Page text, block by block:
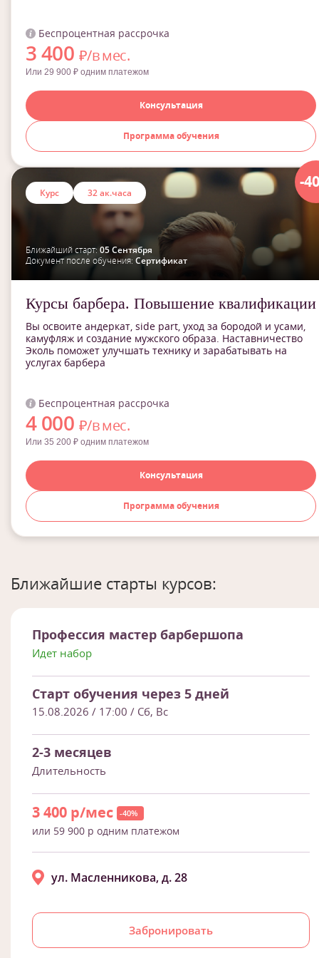
Беспроцентная рассрочка
3 400 ₽/в мес.
Или 29 900 ₽ одним платежом
Консультация
Программа обучения
-
Курс 32 ак.часа
Ближайший старт:05 Сентября
Документ после обучения: Сертификат
Курсы барбера. Повышение квалификации
Вы освоите андеркат, side part, уход за бородой и усами,
камуфляж и создание мужского образа. Наставничество
Эколь поможет улучшать технику и зарабатывать на
услугах барбера
Беспроцентная рассрочка
4 000 ₽/в мес.
Или 35 200 ₽ одним платежом
Консультация
Программа обучения
Ближайшие старты курсов:
Профессия мастер барбершопа
Идет набор
Старт обучения через 5 дней
15.08.2026 / 17:00 / Сб, Вс
2-3 месяцев
Длительность
3 400 р/мес -40%
или 59 900 р одним платежом
Забронировать
ул. Масленникова, д. 28